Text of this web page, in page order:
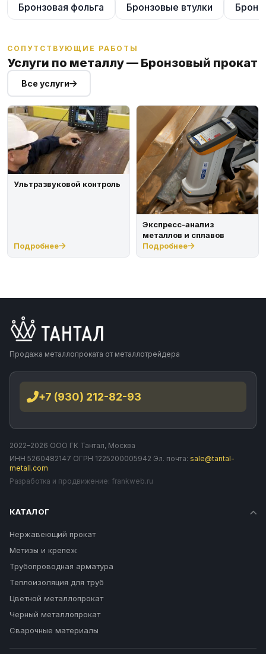
Бронзовая фольга Бронзовые втулки
СОПУТСТВУЮЩИЕ РАБОТЫ
Услуги по металлу — Бронзовый прокат
Все услуги
Ультразвуковой контроль
Подробнее
Экспресс-анализ
металлов и сплавов
Подробнее
Продажа металлопроката от металлотрейдера
+7 (930) 212-82-93
2022–2026 ООО ГК Тантал, Москва
ИНН 5260482147 ОГРН 1225200005942 Эл. почта: sale@tantal-
metall.com
Разработка и продвижение: frankweb.ru
КАТАЛОГ
Нержавеющий прокат
Метизы и крепеж
Трубопроводная арматура
Теплоизоляция для труб
Цветной металлопрокат
Черный металлопрокат
Сварочные материалы